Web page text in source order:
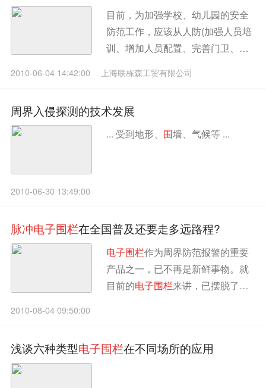
目前，为加强学校、幼儿园的安全
防范工作，应该从人防(加强人员培
训、增加人员配置、完善门卫、巡
防器械，如：学校出入口、周界等
着手...
2010-06-04 14:42:00 上海联栋森工贸有限公司
周界入侵探测的技术发展
... 受到地形、 围墙、气候等 ...
2010-06-30 13:49:00
脉冲电子围栏在全国普及还要走多远路程?
电子围栏作为周界防范报警的重要
产品之一，已不再是新鲜事物。就
目前的电子围栏来讲，已摆脱了最
2010-08-04 09:50:00
浅谈六种类型电子围栏在不同场所的应用